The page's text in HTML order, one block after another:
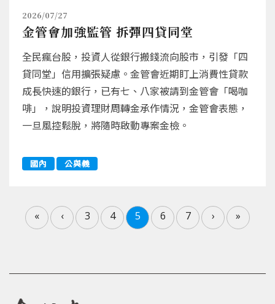
2026/07/27
金管會加強監管 拆彈四貸同堂
全民瘋台股，投資人從銀行搬錢流向股市，引發「四
貸同堂」信用擴張疑慮。金管會近期盯上消費性貸款
成長快速的銀行，已有七、八家被請到金管會「喝咖
啡」，說明投資理財周轉金承作情況，金管會表態，
一旦風控鬆脫，將隨時啟動專案金檢。
國內 公與義
« ‹ 3 4 5 6 7 › »